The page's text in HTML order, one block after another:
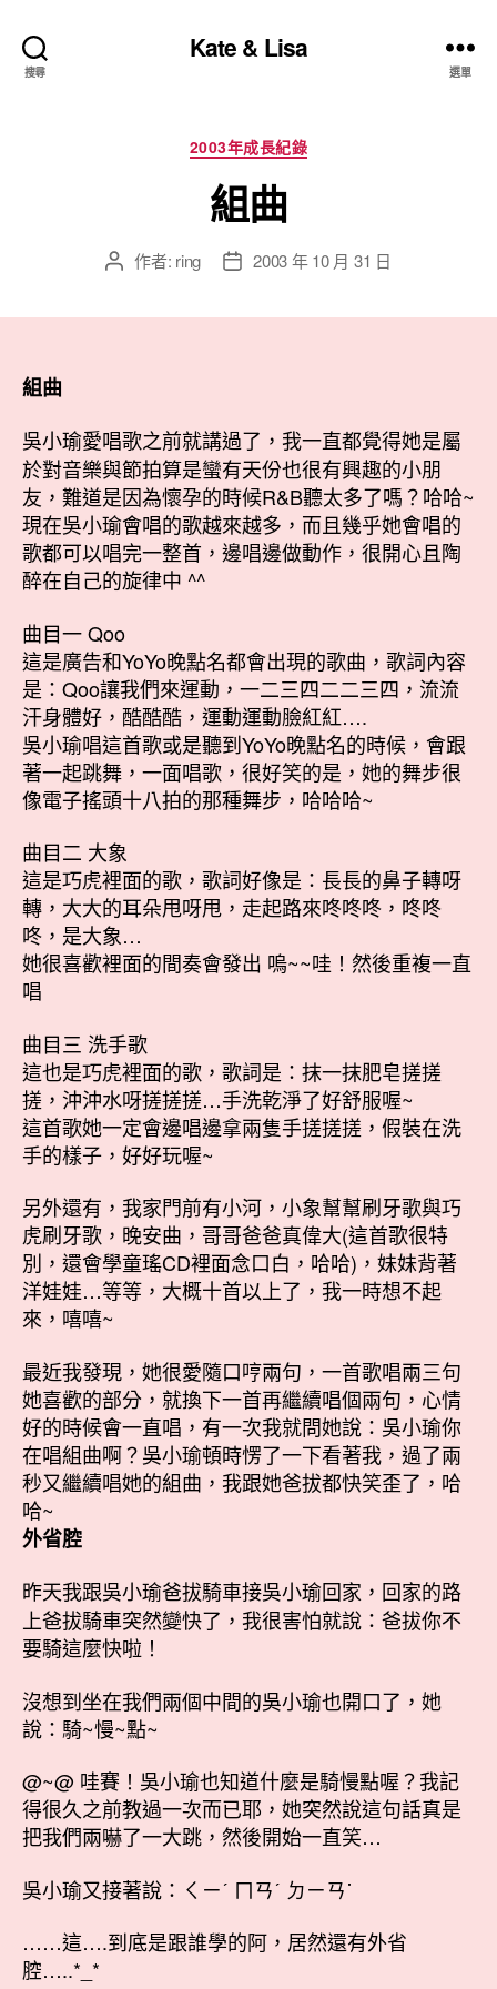
搜尋
Kate & Lisa
選單
分
類
2003年成長紀錄
組曲
文 作者: ring
文 2003 年 10 月 31 日
組曲
吳小瑜愛唱歌之前就講過了，我一直都覺得她是屬
於對音樂與節拍算是蠻有天份也很有興趣的小朋
友，難道是因為懷孕的時候R&B聽太多了嗎？哈哈~
現在吳小瑜會唱的歌越來越多，而且幾乎她會唱的
歌都可以唱完一整首，邊唱邊做動作，很開心且陶
醉在自己的旋律中 ^^
曲目一 Qoo
這是廣告和YoYo晚點名都會出現的歌曲，歌詞內容
是：Qoo讓我們來運動，一二三四二二三四，流流
汗身體好，酷酷酷，運動運動臉紅紅….
吳小瑜唱這首歌或是聽到YoYo晚點名的時候，會跟
著一起跳舞，一面唱歌，很好笑的是，她的舞步很
像電子搖頭十八拍的那種舞步，哈哈哈~
曲目二 大象
這是巧虎裡面的歌，歌詞好像是：長長的鼻子轉呀
轉，大大的耳朵甩呀甩，走起路來咚咚咚，咚咚
咚，是大象…
她很喜歡裡面的間奏會發出 嗚~~哇！然後重複一直
唱
曲目三 洗手歌
這也是巧虎裡面的歌，歌詞是：抹一抹肥皂搓搓
搓，沖沖水呀搓搓搓…手洗乾淨了好舒服喔~
這首歌她一定會邊唱邊拿兩隻手搓搓搓，假裝在洗
手的樣子，好好玩喔~
另外還有，我家門前有小河，小象幫幫刷牙歌與巧
虎刷牙歌，晚安曲，哥哥爸爸真偉大(這首歌很特
別，還會學童瑤CD裡面念口白，哈哈)，妹妹背著
洋娃娃…等等，大概十首以上了，我一時想不起
來，嘻嘻~
最近我發現，她很愛隨口哼兩句，一首歌唱兩三句
她喜歡的部分，就換下一首再繼續唱個兩句，心情
好的時候會一直唱，有一次我就問她說：吳小瑜你
在唱組曲啊？吳小瑜頓時愣了一下看著我，過了兩
秒又繼續唱她的組曲，我跟她爸拔都快笑歪了，哈
哈~
外省腔
昨天我跟吳小瑜爸拔騎車接吳小瑜回家，回家的路
上爸拔騎車突然變快了，我很害怕就說：爸拔你不
要騎這麼快啦！
沒想到坐在我們兩個中間的吳小瑜也開口了，她
說：騎~慢~點~
@~@ 哇賽！吳小瑜也知道什麼是騎慢點喔？我記
得很久之前教過一次而已耶，她突然說這句話真是
把我們兩嚇了一大跳，然後開始一直笑…
吳小瑜又接著說：ㄑㄧˊ ㄇㄢˊ ㄉㄧㄢ˙
……這….到底是跟誰學的阿，居然還有外省
腔…..*_*